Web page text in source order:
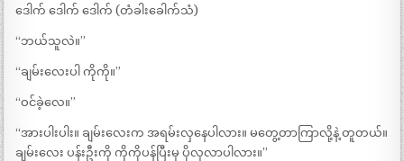
ဒေါက် ဒေါက် ဒေါက် (တံခါးခေါက်သံ)
“ဘယ်သူလဲ။”
“ချမ်းလေးပါ ကိုကို။”
“ဝင်ခဲ့လေ။”
“အားပါးပါး။ ချမ်းလေးက အရမ်းလှနေပါလား။ မတွေ့တာကြာလို့နဲ့ တူတယ်။
ချမ်းလေး ပန်းဦးကို ကိုကိုပန်ပြီးမှ ပိုလှလာပါလား။”